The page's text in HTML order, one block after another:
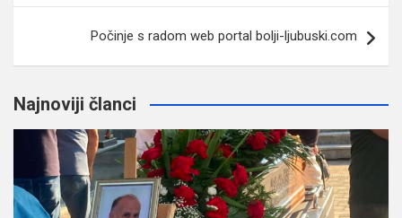
Počinje s radom web portal bolji-ljubuski.com
Najnoviji članci